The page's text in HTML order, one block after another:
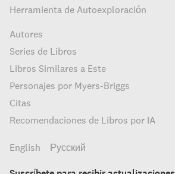
Herramienta de Autoexploración
Autores
Series de Libros
Libros Similares a Este
Personajes por Myers-Briggs
Citas
Recomendaciones de Libros por IA
English Русский